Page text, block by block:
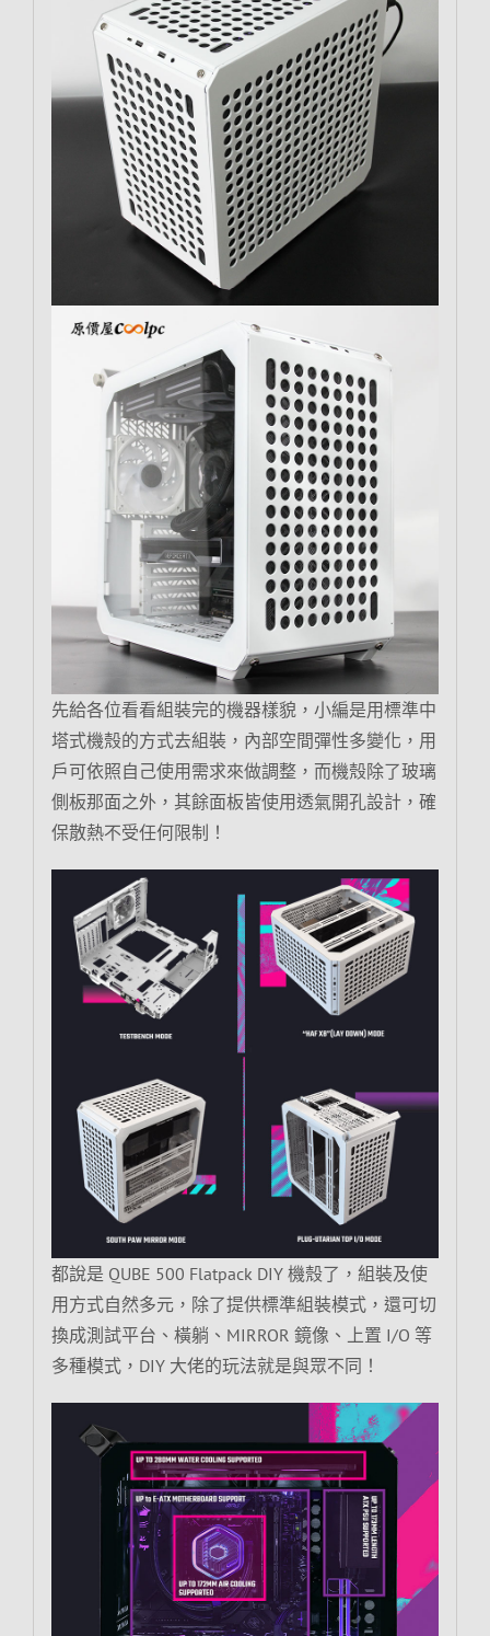
先給各位看看組裝完的機器樣貌，小編是用標準中
塔式機殼的方式去組裝，內部空間彈性多變化，用
戶可依照自己使用需求來做調整，而機殼除了玻璃
側板那面之外，其餘面板皆使用透氣開孔設計，確
保散熱不受任何限制！
都說是 QUBE 500 Flatpack DIY 機殼了，組裝及使
用方式自然多元，除了提供標準組裝模式，還可切
換成測試平台、橫躺、MIRROR 鏡像、上置 I/O 等
多種模式，DIY 大佬的玩法就是與眾不同！